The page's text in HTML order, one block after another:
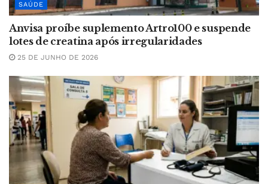
SAÚDE
Anvisa proíbe suplemento Artro100 e suspende
lotes de creatina após irregularidades
25 DE JUNHO DE 2026